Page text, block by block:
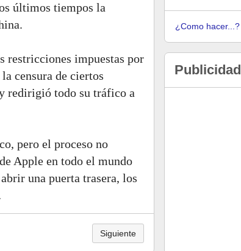
últimos tiempos la
restricciones impuestas por
censura de ciertos
redirigió todo su tráfico a
pero el proceso no
Apple en todo el mundo
una puerta trasera, los
Siguiente
¿Como hacer...?
Publicidad